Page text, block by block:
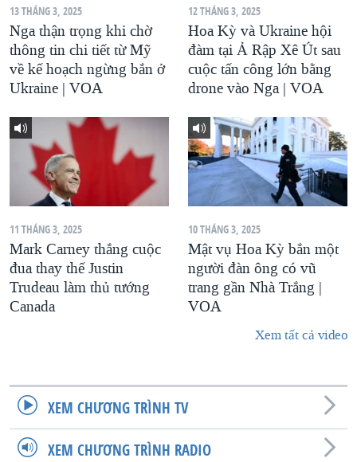
13 THÁNG 3, 2025
Nga thận trọng khi chờ
thông tin chi tiết từ Mỹ
về kế hoạch ngừng bắn ở
Ukraine | VOA
12 THÁNG 3, 2025
Hoa Kỳ và Ukraine hội
đàm tại Ả Rập Xê Út sau
cuộc tấn công lớn bằng
drone vào Nga | VOA
11 THÁNG 3, 2025
Mark Carney thắng cuộc
đua thay thế Justin
Trudeau làm thủ tướng
Canada
10 THÁNG 3, 2025
Mật vụ Hoa Kỳ bắn một
người đàn ông có vũ
trang gần Nhà Trắng |
VOA
Xem tất cả video
XEM CHƯƠNG TRÌNH TV
XEM CHƯƠNG TRÌNH RADIO